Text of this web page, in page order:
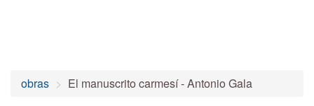
obras El manuscrito carmesí - Antonio Gala